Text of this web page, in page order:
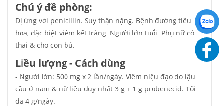
Chú ý đề phòng:
Dị ứng với penicillin. Suy thận nặng. Bệnh đường tiêu
hóa, đặc biệt viêm kết tràng. Người lớn tuổi. Phụ nữ có
thai & cho con bú.
Liều lượng - Cách dùng
- Người lớn: 500 mg x 2 lần/ngày. Viêm niệu đạo do lậu
cầu ở nam & nữ liều duy nhất 3 g + 1 g probenecid. Tối
đa 4 g/ngày.